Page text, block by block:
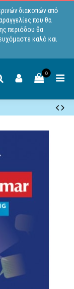
διακοπών από
που θα
περιόδου θα
καλό και
0